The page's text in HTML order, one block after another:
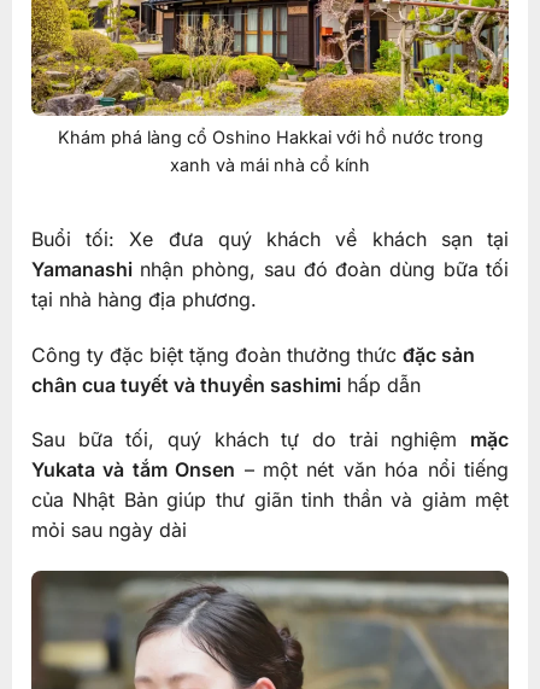
Khám phá làng cổ Oshino Hakkai với hồ nước trong
xanh và mái nhà cổ kính
Buổi tối: Xe đưa quý khách về khách sạn tại
Yamanashinhận phòng, sau đó đoàn dùng bữa tối
tại nhà hàng địa phương.
Công ty đặc biệt tặng đoàn thưởng thức đặc sản
chân cua tuyết và thuyền sashimihấp dẫn
Sau bữa tối, quý khách tự do trải nghiệm mặc
Yukata và tắm Onsen – một nét văn hóa nổi tiếng
của Nhật Bản giúp thư giãn tinh thần và giảm mệt
mỏi sau ngày dài